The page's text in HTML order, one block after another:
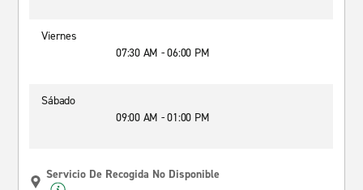
Viernes
07:30 AM - 06:00 PM
Sábado
09:00 AM - 01:00 PM
Servicio De Recogida No Disponible